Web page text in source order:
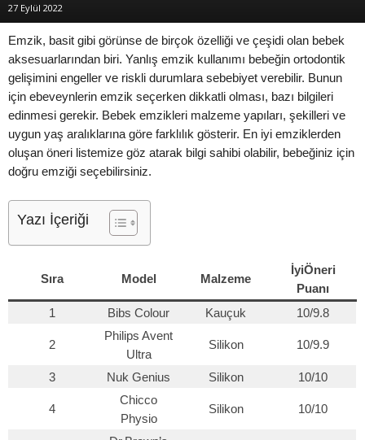
27 Eylül 2022
Emzik, basit gibi görünse de birçok özelliği ve çeşidi olan bebek
aksesuarlarından biri. Yanlış emzik kullanımı bebeğin ortodontik
gelişimini engeller ve riskli durumlara sebebiyet verebilir. Bunun
için ebeveynlerin emzik seçerken dikkatli olması, bazı bilgileri
edinmesi gerekir. Bebek emzikleri malzeme yapıları, şekilleri ve
uygun yaş aralıklarına göre farklılık gösterir. En iyi emziklerden
oluşan öneri listemize göz atarak bilgi sahibi olabilir, bebeğiniz için
doğru emziği seçebilirsiniz.
Yazı İçeriği
Sıra Model Malzeme
İyiÖneri
Puanı
1
Bibs Colour Kauçuk 10/9.8
2
Philips Avent
Ultra
Silikon 10/9.9
3 Nuk Genius Silikon 10/10
4
Chicco
Physio
Silikon 10/10